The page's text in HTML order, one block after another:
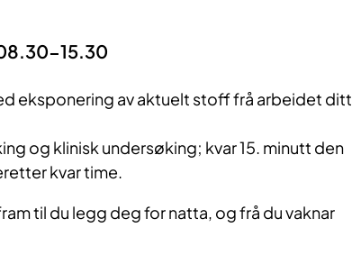
15.30
eksponering av aktuelt stoff frå arbeidet ditt
og klinisk undersøking; kvar 15. minutt den
kvar time.
til du legg deg for natta, og frå du vaknar